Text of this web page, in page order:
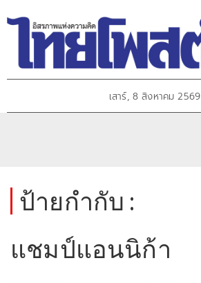
เสาร์, 8 สิงหาคม 2569
ป้ายกำกับ :
แชมป์แอนนิก้า